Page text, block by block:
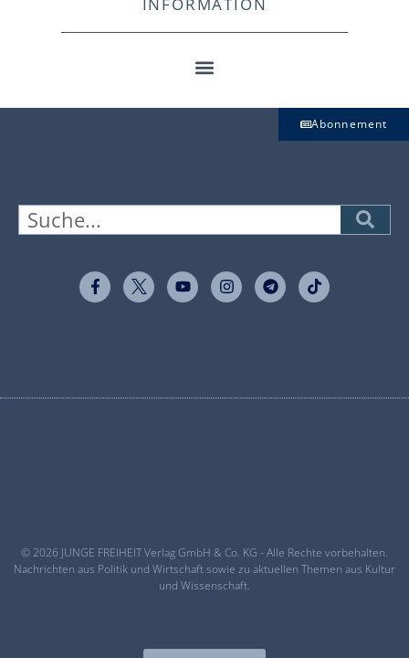
Abonnement
© 2026 JUNGE FREIHEIT Verlag GmbH & Co. KG - Alle Rechte vorbehalten.
Nachrichten aus Politik und Wirtschaft sowie zu aktuellen Themen aus Kultur
und Wissenschaft.